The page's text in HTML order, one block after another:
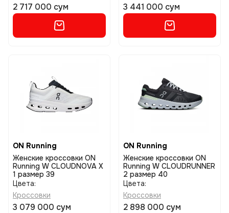
2 717 000 сум 3 441 000 сум
ON Running
Женские кроссовки ON
Running W CLOUDNOVA X
1 размер 39
Цвета:
Кроссовки
3 079 000 сум
ON Running
Женские кроссовки ON
Running W CLOUDRUNNER
2 размер 40
Цвета:
Кроссовки
2 898 000 сум